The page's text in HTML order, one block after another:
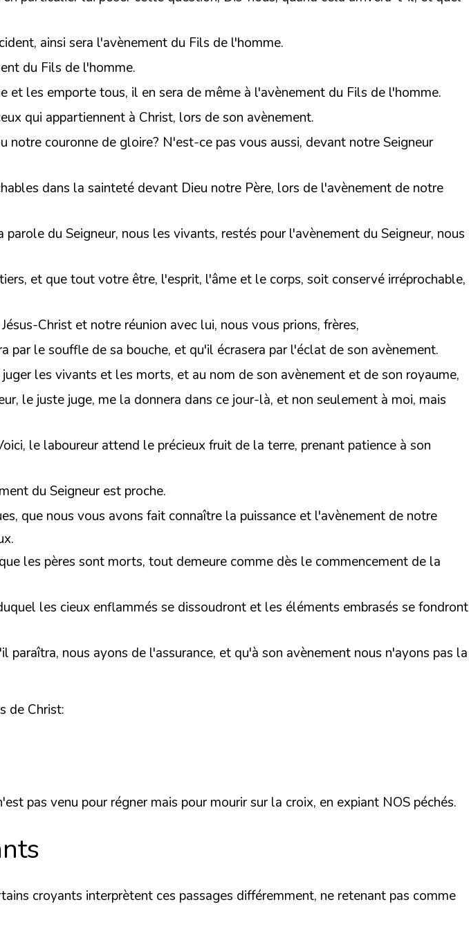
ainsi sera l'avènement du Fils de l'homme.
du Fils de l'homme.
et les emporte tous, il en sera de même à l'avènement du Fils de l'homme.
qui appartiennent à Christ, lors de son avènement.
notre couronne de gloire? N'est-ce pas vous aussi, devant notre Seigneur
dans la sainteté devant Dieu notre Père, lors de l'avènement de notre
du Seigneur, nous les vivants, restés pour l'avènement du Seigneur, nous
et que tout votre être, l'esprit, l'âme et le corps, soit conservé irréprochable,
Christ et notre réunion avec lui, nous vous prions, frères,
par le souffle de sa bouche, et qu'il écrasera par l'éclat de son avènement.
les vivants et les morts, et au nom de son avènement et de son royaume,
le juste juge, me la donnera dans ce jour-là, et non seulement à moi, mais
le laboureur attend le précieux fruit de la terre, prenant patience à son
du Seigneur est proche.
que nous vous avons fait connaître la puissance et l'avènement de notre
les pères sont morts, tout demeure comme dès le commencement de la
les cieux enflammés se dissoudront et les éléments embrasés se fondront
nous ayons de l'assurance, et qu'à son avènement nous n'ayons pas la
de Christ:
pas venu pour régner mais pour mourir sur la croix, en expiant NOS péchés.
croyants interprètent ces passages différemment, ne retenant pas comme